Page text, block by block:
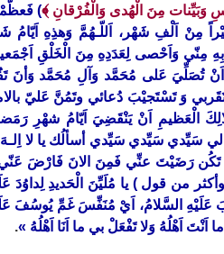
وَبَيِّنات مِنَ الْهُدى وَالْفُرْقانِ ﴾)
مِنْ اَلْفِ شَهْر، اَللّـهُمَّ وَهذِهِ اَيّامُ
مِنّي وَاَحْصى لِعَدَدِهِ مِنَ الْخَلْقِ
اَنْ تُصَلِّيَ عَلى مُحَمَّد وَآلِ مُحَمَّد وَأنَ
وَ تَسْتَجيْبَ دُعائي وتَمُنَّ عَليّ
الْعَظيمِ اَنْ يَنْقَضِيَ اَيّامُ شهْرِ
سَيِّدي سَيِّدي سَيِّدي أسألُك يا لا اِلـهَ
تَكُن رَضَيْتَ عنِّي فَمِنَ الانَ فَارْضَ عَنّي
من قول ) يا مُلَيِّنَ الْحَديدِ لِداوُدَ
عَلَيْهِ السَّلامُ، اَيْ مُنَفِّسَ غَمِّ يُوسُفَ
اَهْلُهُ وَلا تَفْعَلْ بي ما اَنَا اَهْلُهُ ».